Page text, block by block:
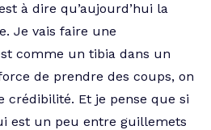
à dire qu’aujourd’hui la
Je vais faire une
comme un tibia dans un
de prendre des coups, on
crédibilité. Et je pense que si
est un peu entre guillemets